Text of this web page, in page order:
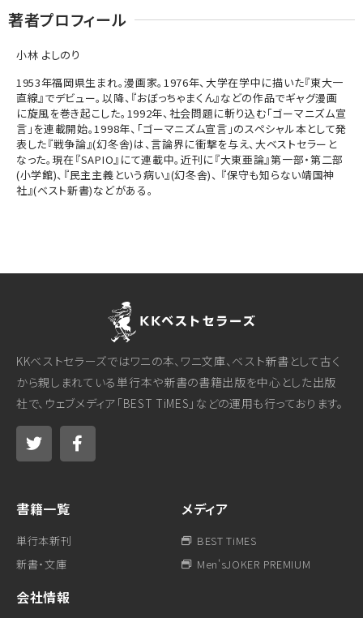
著者プロフィール
小林 よしのり
1953年福岡県生まれ。漫画家。1976年、大学在学中に描いた『東大一
直線』でデビュー。以降、『おぼっちゃまくん』などの作品でギャグ漫画
に旋風を巻き起こした。1992年、社会問題に斬り込む「ゴーマニズム宣
言」を連載開始。1998年、「ゴーマニズム宣言」のスペシャル本として発
表した『戦争論』(幻冬舎)は、言論界に衝撃を与え、大ベストセラーと
なった。現在『SAPIO』にて連載中。近刊に『大東亜論』第一部・第二部
(小学館)、『民主主義という病い』(幻冬舎)、 『保守も知らない靖国神
社』(ベスト新書)などがある。
KKベストセラーズではワニの本、ワニ文庫、ベスト新書として古く
から親しまれている単行本や新書の書籍出版を中心とした出版
社で、ウェブメディア「BEST TiMES」などの運用も行っております。
書籍一覧
単行本新刊
新書・文庫
メディア
BEST TiMES
Men'sJOKER PREMIUM
会社情報